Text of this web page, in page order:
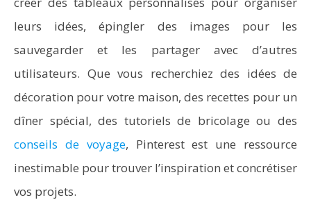
leurs idées, épingler des images pour les
sauvegarder et les partager avec d’autres
utilisateurs. Que vous recherchiez des idées de
décoration pour votre maison, des recettes pour un
dîner spécial, des tutoriels de bricolage ou des
conseils de voyage, Pinterest est une ressource
inestimable pour trouver l’inspiration et concrétiser
vos projets.